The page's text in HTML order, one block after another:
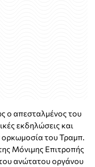
ο απεσταλμένος του
εκδηλώσεις και
ορκωμοσία του Τραμπ.
Μόνιμης Επιτροπής
ανώτατου οργάνου